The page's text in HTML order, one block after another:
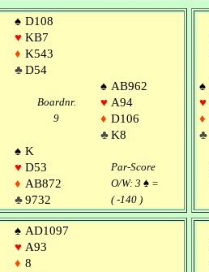
♠ D108
♥ KB7
♦ K543
♣D54
♠ AB962
Boardnr. ♥ A94
9 ♦ D106
♣K8
♠ K
♥ D53
Par-Score
♦ AB872 O/W: 3 ♠ =
♣9732 ( -140 )
♠
♥
♦
♣
♠ AD1097
♥ A93
♦ 8